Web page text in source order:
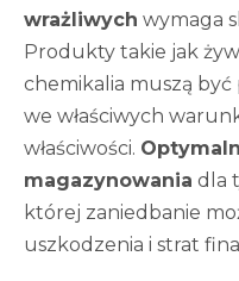
wrażliwych wymaga
Produkty takie jak
chemikalia muszą
we właściwych
właściwości.
magazynowania dla
której zaniedbanie
uszkodzenia i strat